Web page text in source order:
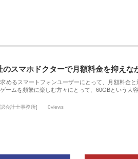
のスマホドクターで月額料金を抑え
めるスマートフォンユーザーにとって、月額料金
ームを頻繁に楽しむ方々にとって、60GBという大
会計士事務所] 0views